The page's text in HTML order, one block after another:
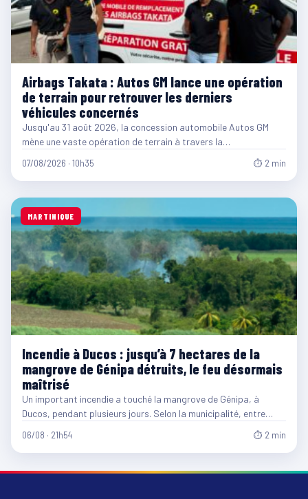
Airbags Takata : Autos GM lance une opération
de terrain pour retrouver les derniers
véhicules concernés
Jusqu'au 31 août 2026, la concession automobile Autos GM
mène une vaste opération de terrain à travers la…
07/08/2026 · 10h35 ⏱ 2 min
MARTINIQUE
Incendie à Ducos : jusqu’à 7 hectares de la
mangrove de Génipa détruits, le feu désormais
maîtrisé
Un important incendie a touché la mangrove de Génipa, à
Ducos, pendant plusieurs jours. Selon la municipalité, entre…
06/08 · 21h54 ⏱ 2 min